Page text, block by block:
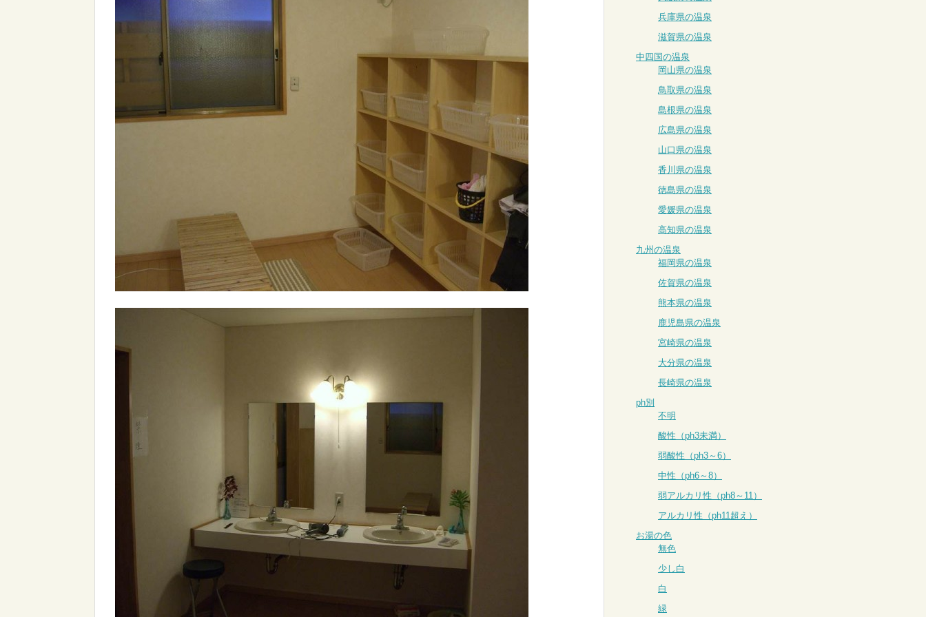
兵庫県の温泉
滋賀県の温泉
中四国の温泉
岡山県の温泉
鳥取県の温泉
島根県の温泉
広島県の温泉
山口県の温泉
香川県の温泉
徳島県の温泉
愛媛県の温泉
高知県の温泉
九州の温泉
福岡県の温泉
佐賀県の温泉
熊本県の温泉
鹿児島県の温泉
宮崎県の温泉
大分県の温泉
長崎県の温泉
ph別
不明
酸性（ph3未満）
弱酸性（ph3～6）
中性（ph6～8）
弱アルカリ性（ph8～11）
アルカリ性（ph11超え）
お湯の色
無色
少し白
白
緑